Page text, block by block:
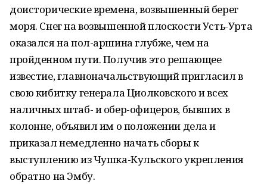
доисторические времена, возвышенный берег
моря. Снег на возвышенной плоскости Усть-Урта
оказался на пол-аршина глубже, чем на
пройденном пути. Получив это решающее
известие, главноначальствующий пригласил в
свою кибитку генерала Циолковского и всех
наличных штаб- и обер-офицеров, бывших в
колонне, объявил им о положении дела и
приказал немедленно начать сборы к
выступлению из Чушка-Кульского укрепления
обратно на Эмбу.